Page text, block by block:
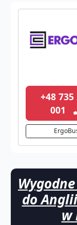
+48 735
001
do
w